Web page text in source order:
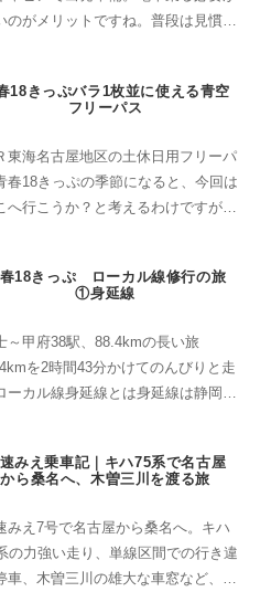
のがメリットですね。普段は見慣れ
れ見て感動したなぁ。６時１５分と
18きっぷバラ1枚並に使える青空
フリーパス
東海名古屋地区の土休日用フリーパ
春18きっぷの季節になると、今回は
へ行こうか？と考えるわけですが、
るよねという考え方もあります。Ｊ
18きっぷ ローカル線修行の旅
①身延線
～甲府38駅、88.4kmの長い旅
を2時間43分かけてのんびりと走
ーカル線身延線とは身延線は静岡県
足で88.4kmを1時間47分かかる（ふ
みえ乗車記｜キハ75系で名古屋
から桑名へ、木曽三川を渡る旅
みえ7号で名古屋から桑名へ。キハ
の力強い走り、単線区間での行き違
車、木曽三川の雄大な車窓など、関